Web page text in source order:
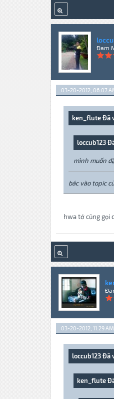
Đam
03-20-2012, 06:07
ken_flute Đã
loccub123
mình muốn
bác vào topic
hwa tớ cũng gọi
03-20-2012, 11:29 AM
loccub123 Đã
ken_flute